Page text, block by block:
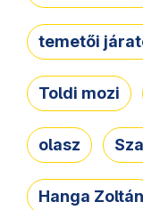
temetői
Toldi mozi
olasz
Hanga Zoltán